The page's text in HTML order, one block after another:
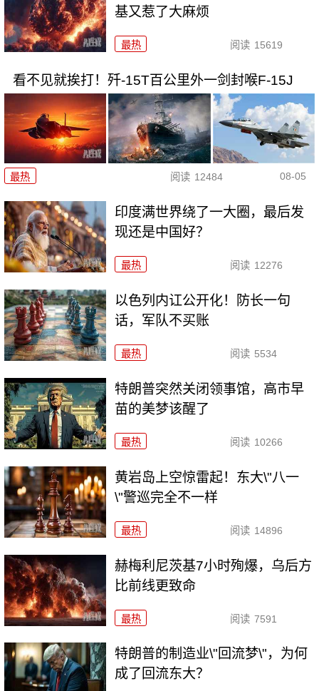
基又惹了大麻烦
最热 阅读 15619
看不见就挨打！歼-15T百公里外一剑封喉F-15J
最热 阅读 12484 08-05
印度满世界绕了一大圈，最后发
现还是中国好？
最热 阅读 12276
以色列内讧公开化！防长一句
话，军队不买账
最热 阅读 5534
特朗普突然关闭领事馆，高市早
苗的美梦该醒了
最热 阅读 10266
黄岩岛上空惊雷起！东大\"八一
\"警巡完全不一样
最热 阅读 14896
赫梅利尼茨基7小时殉爆，乌后方
比前线更致命
最热 阅读 7591
特朗普的制造业\"回流梦\"，为何
成了回流东大？